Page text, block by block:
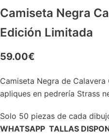
Camiseta Negra
Edición Limitada
59.00€
Camiseta Negra de
apliques en pedrería Strass
Solo 50 piezas de cada
WHATSAPP TALLAS